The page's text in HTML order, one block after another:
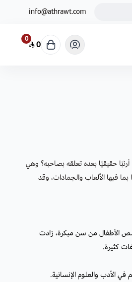
info@athrawt.com
0
0
حقيقيًا بعده تعلقه بصاحبه؟ وهي
فيها الألعاب والجمادات، وقد
الأطفال من سن مبكرة، زادت
كثيرة.
الأدب والعلوم الإنسانية.